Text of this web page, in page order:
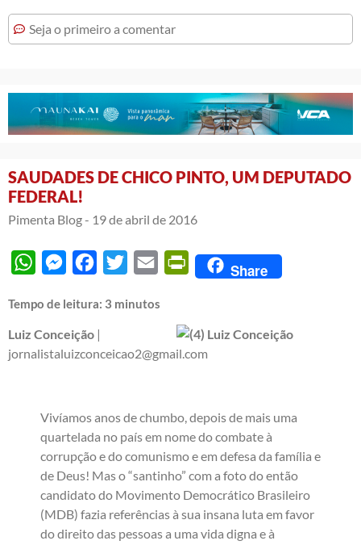
Seja o primeiro a comentar
SAUDADES DE CHICO PINTO, UM DEPUTADO
FEDERAL!
Pimenta Blog - 19 de abril de 2016
WhatsAppMessengerFacebook
Twitter Email PrintFriendly
Share
Tempo de leitura: 3 minutos
Luiz Conceição |
jornalistaluizconceicao2@gmail.com
Vivíamos anos de chumbo, depois de mais uma
quartelada no país em nome do combate à
corrupção e do comunismo e em defesa da família e
de Deus! Mas o “santinho” com a foto do então
candidato do Movimento Democrático Brasileiro
(MDB) fazia referências à sua insana luta em favor
do direito das pessoas a uma vida digna e à